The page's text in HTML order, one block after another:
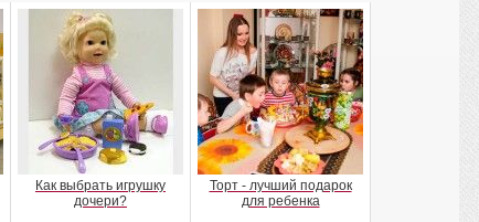
Как выбрать игрушку
дочери?
Торт - лучший подарок
для ребенка